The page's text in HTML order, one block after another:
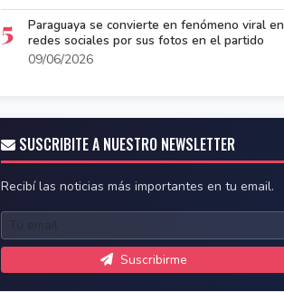
5
Paraguaya se convierte en fenómeno viral en
redes sociales por sus fotos en el partido
09/06/2026
SUSCRIBITE A NUESTRO NEWSLETTER
Recibí las noticias más importantes en tu email.
Suscribirme